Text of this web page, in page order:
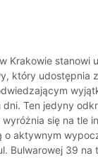
w Krakowie stanowi
który udostępnia
dni. Ten jedyny
się na tle
o aktywnym
Bulwarowej 39 na